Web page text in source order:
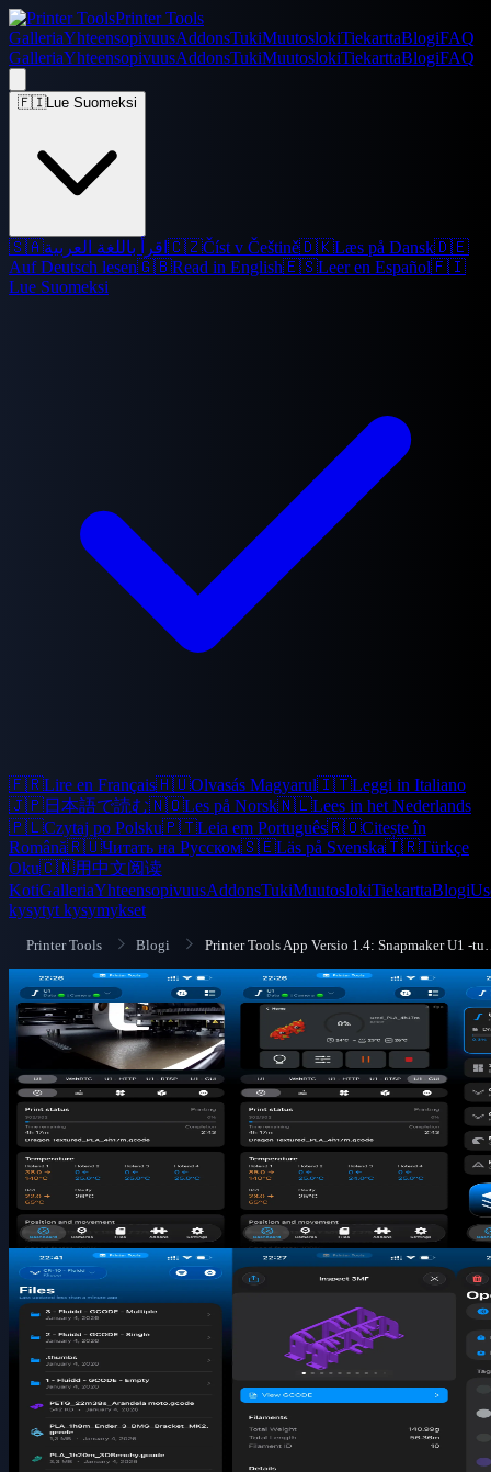
Printer Tools
GalleriaYhteensopivuusAddonsTukiMuutoslokiTiekarttaBlogiFAQ
GalleriaYhteensopivuusAddonsTukiMuutoslokiTiekarttaBlogiFAQ
🇫🇮Lue Suomeksi
🇸🇦اقرأ باللغة العربية 🇨🇿Číst v Češtině🇩🇰Læs på Dansk🇩🇪
Auf Deutsch lesen🇬🇧Read in English🇪🇸Leer en Español🇫🇮
Lue Suomeksi
🇫🇷Lire en Français🇭🇺Olvasás Magyarul🇮🇹Leggi in Italiano
🇯🇵日本語で読む🇳🇴Les på Norsk🇳🇱Lees in het Nederlands
🇵🇱Czytaj po Polsku🇵🇹Leia em Português🇷🇴Citește în
Română🇷🇺Читать на Русском🇸🇪Läs på Svenska🇹🇷Türkçe
Oku🇨🇳用中文阅读
KotiGalleriaYhteensopivuusAddonsTukiMuutoslokiTiekarttaBlogi
kysytyt kysymykset
Printer Tools Blogi